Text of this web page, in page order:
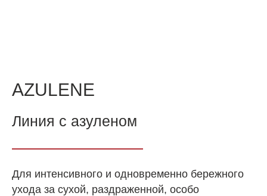
AZULENE
Линия с азуленом
Для интенсивного и одновременно бережного
ухода за сухой, раздраженной, особо